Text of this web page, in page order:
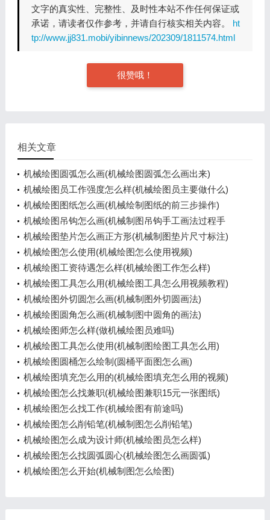
文字的真实性、完整性、及时性本站不作任何保证或
承诺，请读者仅作参考，并请自行核实相关内容。 ht
tp://www.jj831.mobi/yibinnews/202309/1811574.html
很赞哦！
相关文章
机械绘图圆弧怎么画(机械绘图圆弧怎么画出来)
机械绘图员工作强度怎么样(机械绘图员主要做什么)
机械绘图图纸怎么画(机械绘制图纸的前三步操作)
机械绘图吊钩怎么画(机械制图吊钩手工画法过程手
绘)
机械绘图垫片怎么画正方形(机械制图垫片尺寸标注)
机械绘图怎么使用(机械绘图怎么使用视频)
机械绘图工资待遇怎么样(机械绘图工作怎么样)
机械绘图工具怎么用(机械绘图工具怎么用视频教程)
机械绘图外切圆怎么画(机械制图外切圆画法)
机械绘图圆角怎么画(机械制图中圆角的画法)
机械绘图师怎么样(做机械绘图员难吗)
机械绘图工具怎么使用(机械制图绘图工具怎么用)
机械绘图圆桶怎么绘制(圆桶平面图怎么画)
机械绘图填充怎么用的(机械绘图填充怎么用的视频)
机械绘图怎么找兼职(机械绘图兼职15元一张图纸)
机械绘图怎么找工作(机械绘图有前途吗)
机械绘图怎么削铅笔(机械制图怎么削铅笔)
机械绘图怎么成为设计师(机械绘图员怎么样)
机械绘图怎么找圆弧圆心(机械绘图怎么画圆弧)
机械绘图怎么开始(机械制图怎么绘图)